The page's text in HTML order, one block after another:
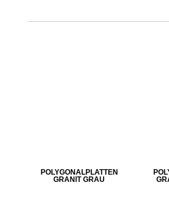
POLYGONALPLATTEN
GRANIT GRAU